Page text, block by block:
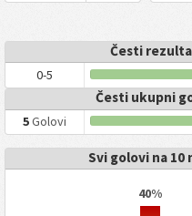
Česti
0-5
Česti ukupni
5Golovi
Svi golovi na 10
40%